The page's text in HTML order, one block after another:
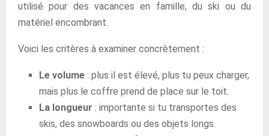
utilisé pour des vacances en famille, du ski ou du
matériel encombrant.
Voici les critères à examiner concrètement :
Le volume : plus il est élevé, plus tu peux charger,
mais plus le coffre prend de place sur le toit.
La longueur : importante si tu transportes des
skis, des snowboards ou des objets longs.